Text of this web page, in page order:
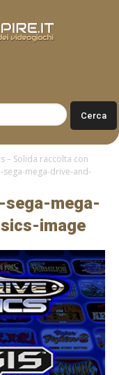
– Solida raccolta con
mega-drive-and-
sega-mega-
image